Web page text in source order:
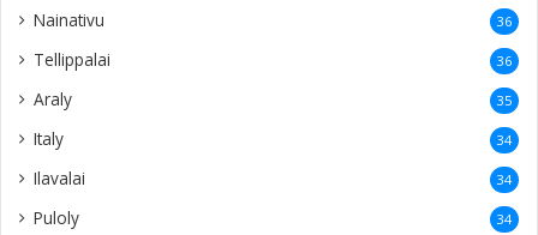
Nainativu 36
Tellippalai 36
Araly 35
Italy 34
Ilavalai 34
Puloly 34